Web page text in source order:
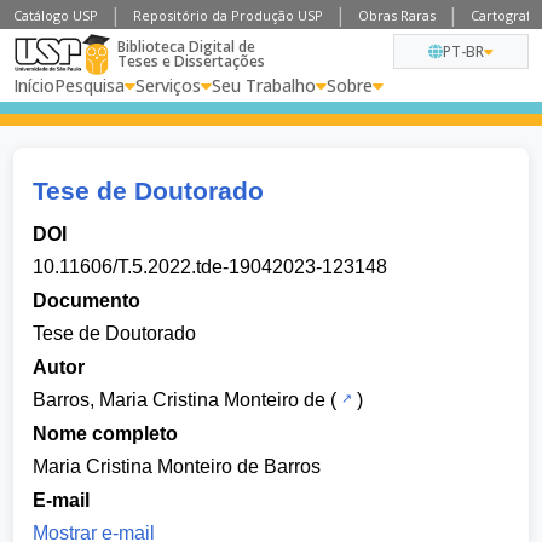
Catálogo USP Repositório da Produção USP Obras Raras
Biblioteca Digital de
Teses e Dissertações
InícioPesquisa Serviços Seu Trabalho Sobre
PT-BR
Tese de Doutorado
DOI
10.11606/T.5.2022.tde-19042023-123148
Documento
Tese de Doutorado
Autor
Barros, Maria Cristina Monteiro de (
)
Nome completo
Maria Cristina Monteiro de Barros
E-mail
Mostrar e-mail